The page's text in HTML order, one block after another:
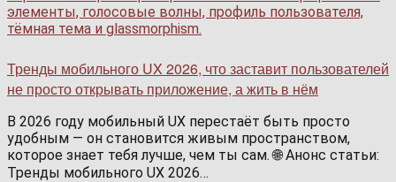
Тренды мобильного UX 2026, что заставит пользователей
не просто открывать приложение, а жить в нём
В 2026 году мобильный UX перестаёт быть просто
удобным — он становится живым пространством,
которое знает тебя лучше, чем ты сам. 🌐 Анонс статьи:
Тренды мобильного UX 2026…